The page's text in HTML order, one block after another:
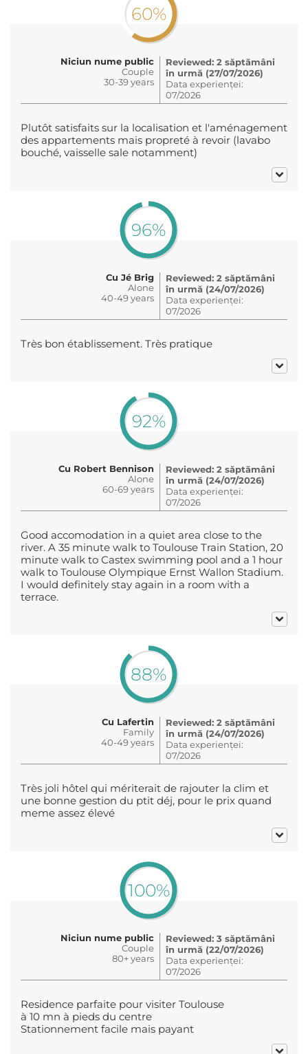
60%
Niciun nume public
Couple
30-39 years
Reviewed: 2 săptămâni
în urmă (27/07/2026)
Data experienței:
07/2026
Plutôt satisfaits sur la localisation et l'aménagement
des appartements mais propreté à revoir (lavabo
bouché, vaisselle sale notamment)
96%
Cu Jé Brig
Alone
40-49 years
Reviewed: 2 săptămâni
în urmă (24/07/2026)
Data experienței:
07/2026
Très bon établissement. Très pratique
92%
Cu Robert Bennison
Alone
60-69 years
Reviewed: 2 săptămâni
în urmă (24/07/2026)
Data experienței:
07/2026
Good accomodation in a quiet area close to the
river. A 35 minute walk to Toulouse Train Station, 20
minute walk to Castex swimming pool and a 1 hour
walk to Toulouse Olympique Ernst Wallon Stadium.
I would definitely stay again in a room with a
terrace.
88%
Cu Lafertin
Family
40-49 years
Reviewed: 2 săptămâni
în urmă (24/07/2026)
Data experienței:
07/2026
Très joli hôtel qui mériterait de rajouter la clim et
une bonne gestion du ptit déj, pour le prix quand
meme assez élevé
100%
Niciun nume public
Couple
80+ years
Reviewed: 3 săptămâni
în urmă (22/07/2026)
Data experienței:
07/2026
Residence parfaite pour visiter Toulouse
à 10 mn à pieds du centre
Stationnement facile mais payant